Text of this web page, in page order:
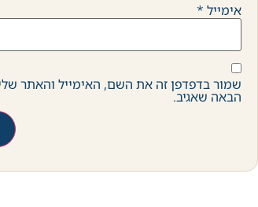
אימייל *
שמור בדפדפן זה את השם, האימייל והאתר
הבאה שאגיב.